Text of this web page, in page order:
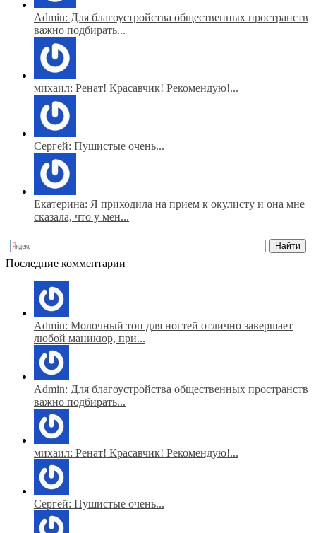
Admin: Для благоустройства общественных пространств
важно подбирать...
михаил: Ренат! Красавчик! Рекомендую!...
Сергей: Пушистые очень...
Екатерина: Я приходила на прием к окулисту и она мне
сказала, что у мен...
Последние комментарии
Admin: Молочный топ для ногтей отлично завершает
любой маникюр, при...
Admin: Для благоустройства общественных пространств
важно подбирать...
михаил: Ренат! Красавчик! Рекомендую!...
Сергей: Пушистые очень...